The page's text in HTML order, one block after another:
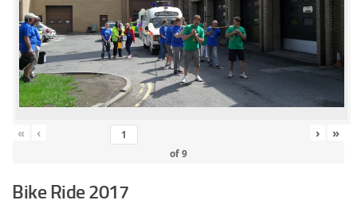
« ‹
of9
› »
Bike Ride 2017